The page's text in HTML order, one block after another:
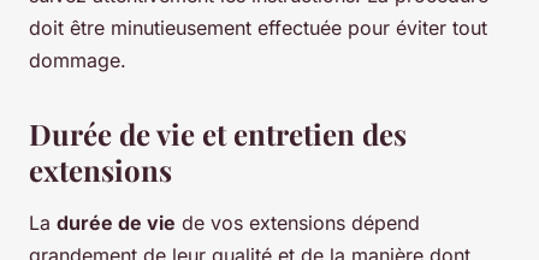
doit être minutieusement effectuée pour éviter tout
dommage.
Durée de vie et entretien des
extensions
La durée de vie de vos extensions dépend
grandement de leur qualité et de la manière dont